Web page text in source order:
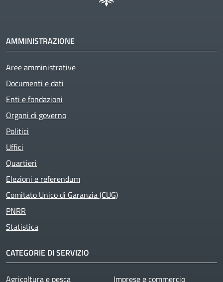
AMMINISTRAZIONE
Aree amministrative
Documenti e dati
Enti e fondazioni
Organi di governo
Politici
Uffici
Quartieri
Elezioni e referendum
Comitato Unico di Garanzia (CUG)
PNRR
Statistica
CATEGORIE DI SERVIZIO
Agricoltura e pesca
Imprese e commercio